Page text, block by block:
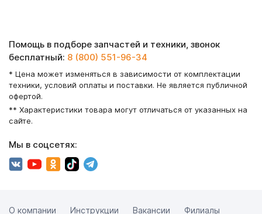
Помощь в подборе запчастей и техники, звонок
бесплатный: 8 (800) 551-96-34
* Цена может изменяться в зависимости от комплектации
техники, условий оплаты и поставки. Не является публичной
офертой.
** Характеристики товара могут отличаться от указанных на
сайте.
Мы в соцсетях:
О компании Инструкции Вакансии Филиалы